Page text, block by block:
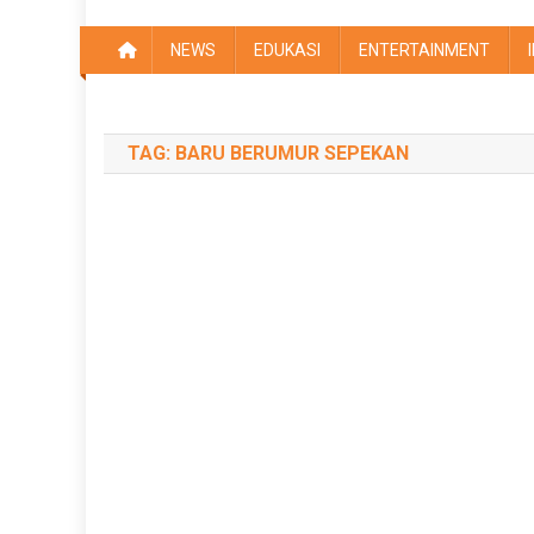
NEWS EDUKASI ENTERTAINMENT
TAG: BARU BERUMUR SEPEKAN